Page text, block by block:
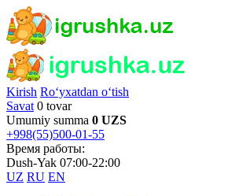
Kirish Ro‘yxatdan o‘tish
Savat 0 tovar
Umumiy summa 0 UZS
+998(55)500-01-55
Время работы:
Dush-Yak 07:00-22:00
UZ RU EN